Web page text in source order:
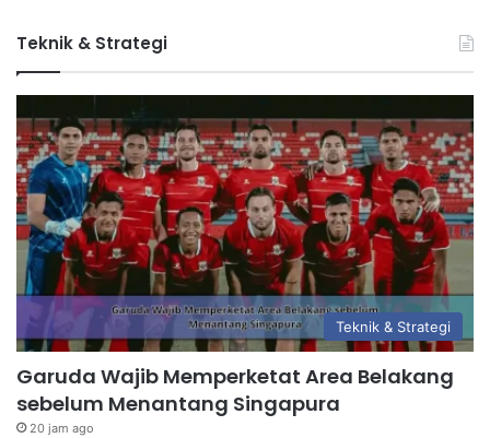
Teknik & Strategi
Teknik & Strategi
Garuda Wajib Memperketat Area Belakang
sebelum Menantang Singapura
20 jam ago